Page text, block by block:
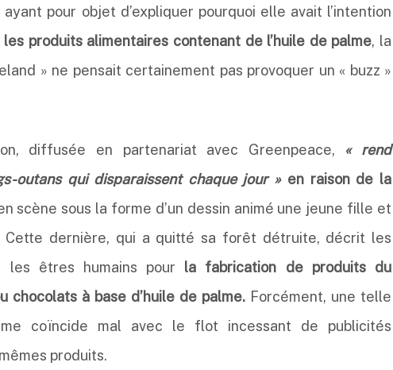
pour objet d’expliquer pourquoi elle avait l’intention
produits alimentaires contenant de l’huile de palme, la
» ne pensait certainement pas provoquer un « buzz »
diffusée en partenariat avec Greenpeace, « rend
outans qui disparaissent chaque jour »en raison de la
scène sous la forme d’un dessin animé une jeune fille et
Cette dernière, qui a quitté sa forêt détruite, décrit les
les êtres humains pour la fabrication de produits du
chocolats à base d’huile de palme. Forcément, une telle
coïncide mal avec le flot incessant de publicités
produits.